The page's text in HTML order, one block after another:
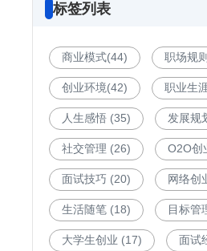
标签列表
商业模式(44) 职场规则
创业环境(42) 职业生
人生感悟 (35) 发展规
社交管理 (26) O2O创
面试技巧 (20) 网络创
生活随笔 (18) 目标管
大学生创业 (17) 面试